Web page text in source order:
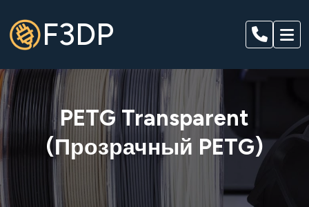
F3DP
PETG Transparent
(Прозрачный PETG)